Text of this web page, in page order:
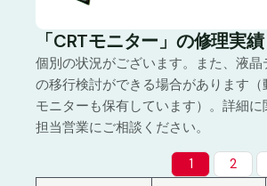
「CRTモニター」の修理実績
個別の状況がございます。また、液
の移行検討ができる場合があります（
モニターも保有しています）。詳細に
担当営業にご相談ください。
1 2